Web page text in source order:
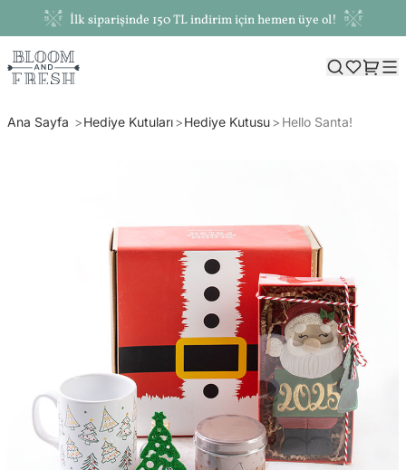
İlk siparişinde 150 TL indirim için hemen üye ol!
Ana Sayfa Hediye Kutuları Hediye Kutusu Hello Santa!